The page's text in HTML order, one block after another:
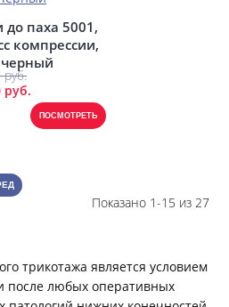
до паха 5001,
компрессии,
руб.
ПОСМОТРЕТЬ
Показано 1-15 из 27
трикотажа является условием
после любых оперативных